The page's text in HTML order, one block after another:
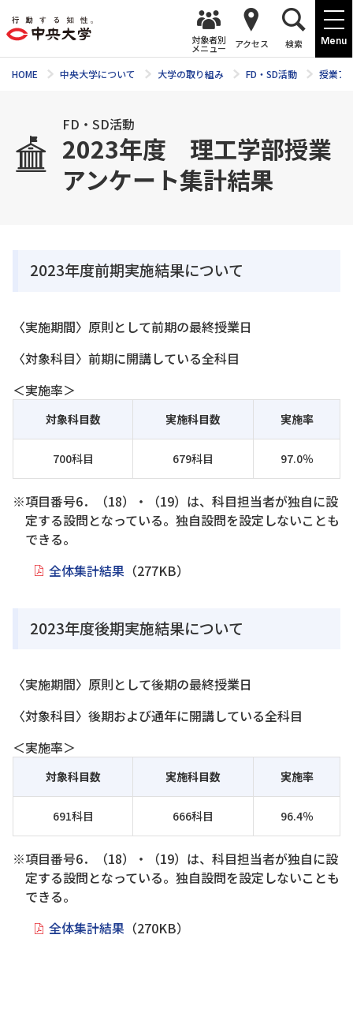
Menu
対象者別
メニュー アクセス 検索
HOME 中央大学について 大学の取り組み FD・SD活動 授業ア
FD・SD活動
2023年度 理工学部授業
アンケート集計結果
2023年度前期実施結果について
〈実施期間〉原則として前期の最終授業日
〈対象科目〉前期に開講している全科目
＜実施率＞
対象科目数 実施科目数 実施率
700科目 679科目 97.0％
※項目番号6．（18）・（19）は、科目担当者が独自に設
定する設問となっている。独自設問を設定しないことも
できる。
全体集計結果 （277KB）
2023年度後期実施結果について
〈実施期間〉原則として後期の最終授業日
〈対象科目〉後期および通年に開講している全科目
＜実施率＞
対象科目数 実施科目数 実施率
691科目 666科目 96.4％
※項目番号6．（18）・（19）は、科目担当者が独自に設
定する設問となっている。独自設問を設定しないことも
できる。
全体集計結果 （270KB）